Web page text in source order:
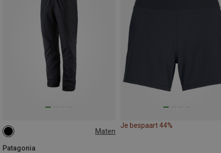
Maten
Patagonia
Je bespaart 44%